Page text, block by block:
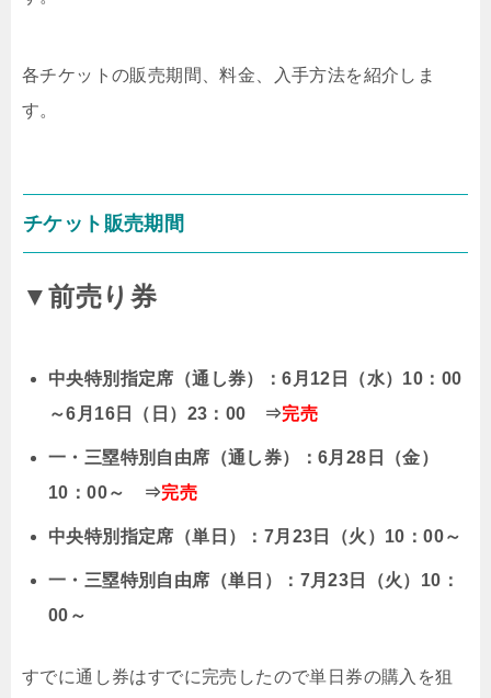
各チケットの販売期間、料金、入手方法を紹介しま
す。
チケット販売期間
▼前売り券
中央特別指定席（通し券）：6月12日（水）10：00
～6月16日（日）23：00 ⇒完売
一・三塁特別自由席（通し券）：6月28日（金）
10：00～ ⇒完売
中央特別指定席（単日）：7月23日（火）10：00～
一・三塁特別自由席（単日）：7月23日（火）10：
00～
すでに通し券はすでに完売したので単日券の購入を狙